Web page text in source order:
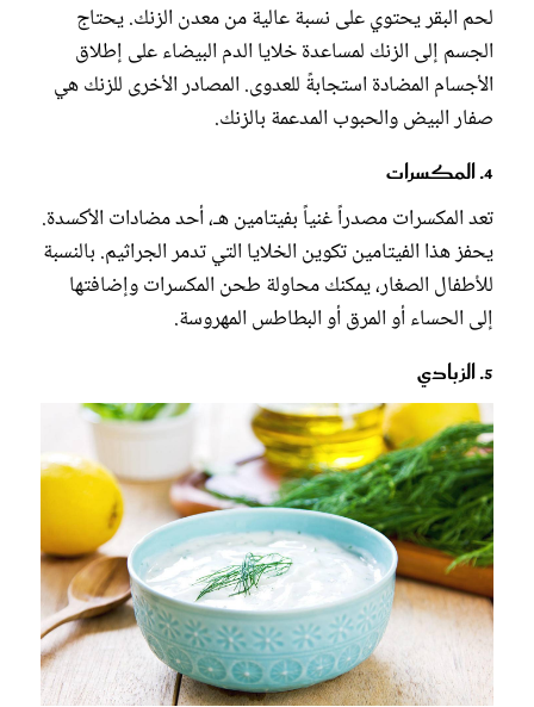
لحم البقر يحتوي على نسبة عالية من معدن الزنك. يحتاج
الجسم إلى الزنك لمساعدة خلايا الدم البيضاء على إطلاق
الأجسام المضادة استجابةً للعدوى. المصادر الأخرى للزنك هي
صفار البيض والحبوب المدعمة بالزنك.
4. المكسرات
تعد المكسرات مصدراً غنياً بفيتامين هـ، أحد مضادات الأكسدة.
يحفز هذا الفيتامين تكوين الخلايا التي تدمر الجراثيم. بالنسبة
للأطفال الصغار، يمكنك محاولة طحن المكسرات وإضافتها
إلى الحساء أو المرق أو البطاطس المهروسة.
5. الزبادي